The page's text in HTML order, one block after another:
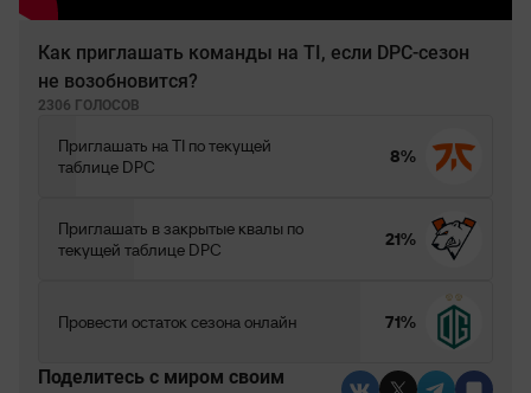
Как приглашать команды на TI, если DPC-сезон
не возобновится?
2306 ГОЛОСОВ
Приглашать на TI по текущей
таблице DPC
8%
Приглашать в закрытые квалы по
текущей таблице DPC
21%
Провести остаток сезона онлайн 71%
Поделитесь c миром своим